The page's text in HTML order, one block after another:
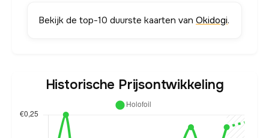
Bekijk de top-10 duurste kaarten van Okidogi.
Historische Prijsontwikkeling